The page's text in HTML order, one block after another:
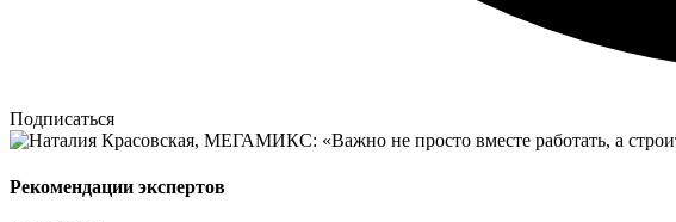
Подписаться
Рекомендации экспертов